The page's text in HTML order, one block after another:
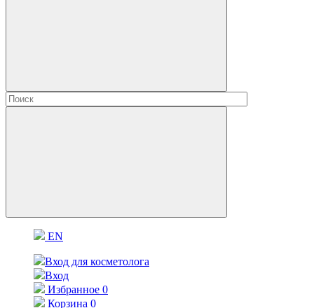
EN
Вход для косметолога
Вход
Избранное 0
Корзина 0